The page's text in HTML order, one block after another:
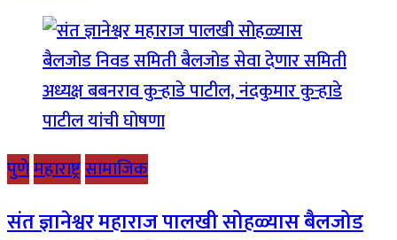
पुणेमहाराष्ट्रसामाजिक
संत ज्ञानेश्वर महाराज पालखी सोहळ्यास बैलजोड